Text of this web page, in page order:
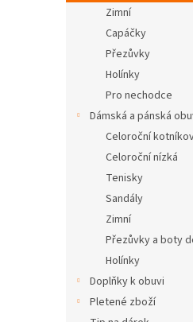
n
Zimní
Capáčky
Přezůvky
Holínky
Pro nechodce
Dámská a pánská
Celoroční
Celoroční nízká
Tenisky
Sandály
Zimní
Přezůvky a boty
Holínky
Doplňky k obuvi
Pletené zboží